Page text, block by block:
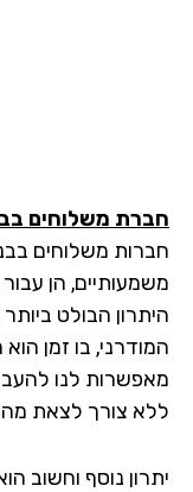
חברת משלוחים
חברות משלוחים
משמעותיים, הן
היתרון הבולט
המודרני, בו זמן
מאפשרות לנו
ללא צורך לצאת
יתרון נוסף וחשוב